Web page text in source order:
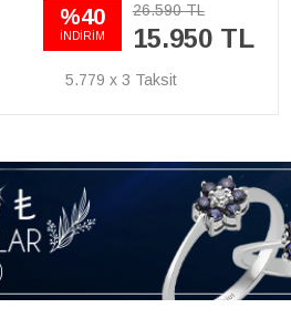
%40
İNDİRİM
20.200 TL
12.120 TL
4.391 x 3